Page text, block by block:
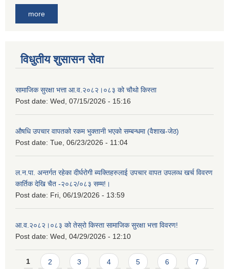
more
विधुतीय शुसासन सेवा
सामाजिक सुरक्षा भत्ता आ.व.२०८२।०८३ को चौथो किस्ता
Post date: Wed, 07/15/2026 - 15:16
औषधि उपचार वापतको रकम भुक्तानी भएको सम्बन्धमा (वैशाख-जेठ)
Post date: Tue, 06/23/2026 - 11:04
ल.न.पा. अन्तर्गत रहेका दीर्घरोगी ब्यक्तिहरुलाई उपचार वापत उपलव्ध खर्च विवरण
कार्तिक देखि चैत -२०८२/०८३ सम्म!।
Post date: Fri, 06/19/2026 - 13:59
आ.व.२०८२।०८३ को तेस्रो किस्ता सामाजिक सुरक्षा भत्ता विवरण!
Post date: Wed, 04/29/2026 - 12:10
Pages
1 2 3 4 5 6 7